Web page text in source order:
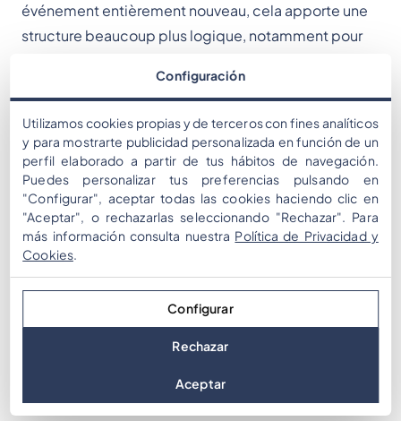
événement entièrement nouveau, cela apporte une
structure beaucoup plus logique, notamment pour
sur tablettes ou appareils mobiles peut demander
beaucoup plus impressionnante, interactive et
dynamique pour les participants.
Lorsqu’un événement est créé via une plateforme
technologique, il est stocké dans l’interface
d’administration de la plateforme, où il peut être
créé et modifié pour de futurs événements.
L’organisateur peut ainsi le réutiliser comme modèle,
ce qui fait que le temps initial investi devient, à long
terme, un véritable atout.
Configuración
Utilizamos cookies propias y de terceros con fines analíticos
y para mostrarte publicidad personalizada en función de un
perfil elaborado a partir de tus hábitos de navegación.
Puedes personalizar tus preferencias pulsando en
"Configurar", aceptar todas las cookies haciendo clic en
"Aceptar", o rechazarlas seleccionando "Rechazar". Para
más información consulta nuestra Política de Privacidad y
Cookies.
Configurar
Rechazar
Aceptar